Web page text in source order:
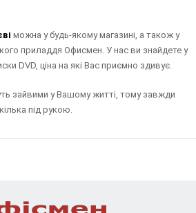
можна у будь-якому магазині, а також у
приладдя Офисмен. У нас ви знайдете у
DVD, ціна на які Вас приємно здивує.
зайвими у Вашому житті, тому завжди
під рукою.